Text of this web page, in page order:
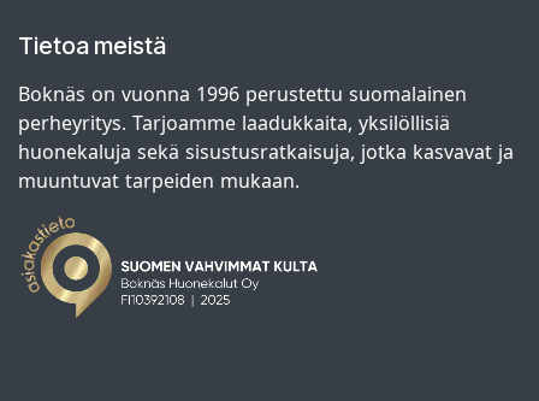
Tietoa meistä
Boknäs on vuonna 1996 perustettu suomalainen
perheyritys. Tarjoamme laadukkaita, yksilöllisiä
huonekaluja sekä sisustusratkaisuja, jotka kasvavat ja
muuntuvat tarpeiden mukaan.